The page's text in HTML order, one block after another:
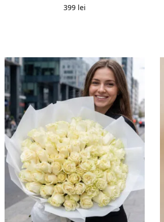
399 lei